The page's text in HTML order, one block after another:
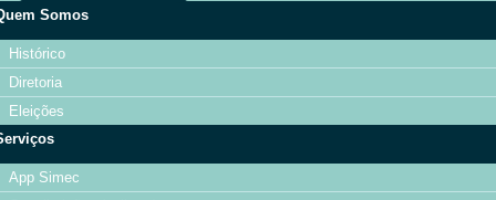
Somos
Histórico
Diretoria
Eleições
App Simec